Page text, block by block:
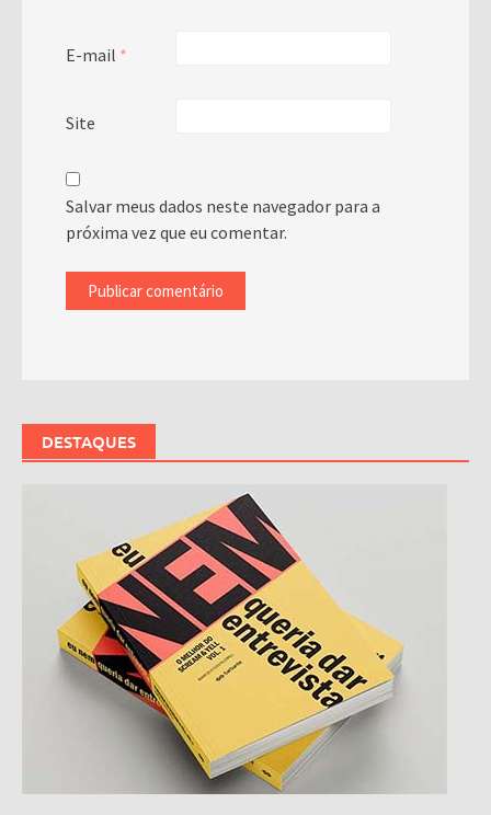
E-mail *
Site
Salvar meus dados neste navegador para a
próxima vez que eu comentar.
DESTAQUES